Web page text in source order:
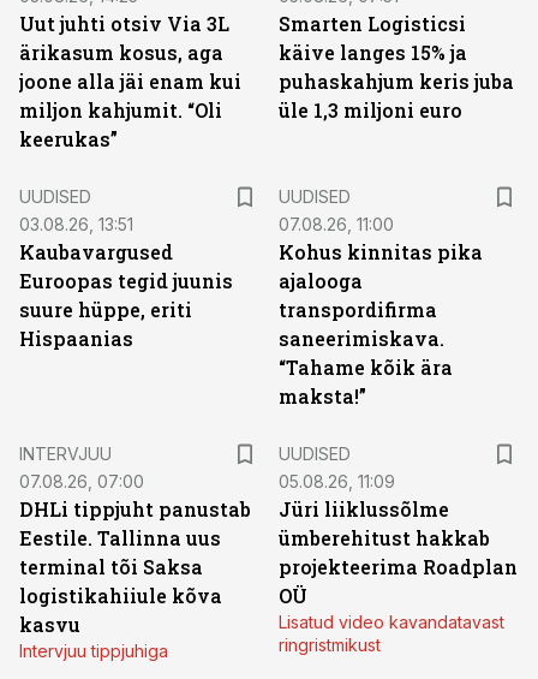
Uut juhti otsiv Via 3L
ärikasum kosus, aga
joone alla jäi enam kui
miljon kahjumit. “Oli
keerukas”
Smarten Logisticsi
käive langes 15% ja
puhaskahjum keris juba
üle 1,3 miljoni euro
UUDISED
03.08.26, 13:51
Kaubavargused
Euroopas tegid juunis
suure hüppe, eriti
Hispaanias
UUDISED
07.08.26, 11:00
Kohus kinnitas pika
ajalooga
transpordifirma
saneerimiskava.
“Tahame kõik ära
maksta!”
INTERVJUU
07.08.26, 07:00
DHLi tippjuht panustab
Eestile. Tallinna uus
terminal tõi Saksa
logistikahiiule kõva
kasvu
Intervjuu tippjuhiga
UUDISED
05.08.26, 11:09
Jüri liiklussõlme
ümberehitust hakkab
projekteerima Roadplan
OÜ
Lisatud video kavandatavast
ringristmikust